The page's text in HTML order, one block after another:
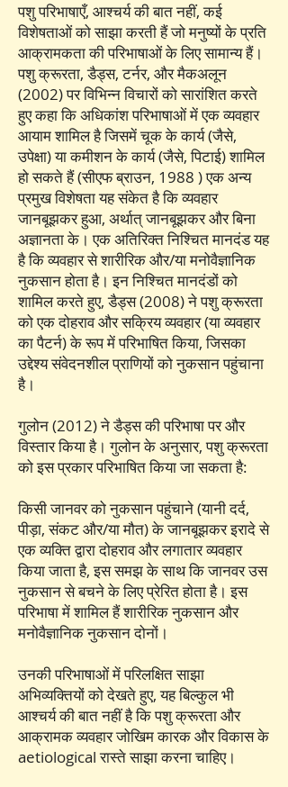
पशु परिभाषाएँ, आश्चर्य की बात नहीं, कई
विशेषताओं को साझा करती हैं जो मनुष्यों के प्रति
आक्रामकता की परिभाषाओं के लिए सामान्य हैं।
पशु क्रूरता, डैड्स, टर्नर, और मैकअलून
(2002) पर विभिन्न विचारों को सारांशित करते
हुए कहा कि अधिकांश परिभाषाओं में एक व्यवहार
आयाम शामिल है जिसमें चूक के कार्य (जैसे,
उपेक्षा) या कमीशन के कार्य (जैसे, पिटाई) शामिल
हो सकते हैं (सीएफ ब्राउन, 1988 ) एक अन्य
प्रमुख विशेषता यह संकेत है कि व्यवहार
जानबूझकर हुआ, अर्थात् जानबूझकर और बिना
अज्ञानता के। एक अतिरिक्त निश्चित मानदंड यह
है कि व्यवहार से शारीरिक और/या मनोवैज्ञानिक
नुकसान होता है। इन निश्चित मानदंडों को
शामिल करते हुए, डैड्स (2008) ने पशु क्रूरता
को एक दोहराव और सक्रिय व्यवहार (या व्यवहार
का पैटर्न) के रूप में परिभाषित किया, जिसका
उद्देश्य संवेदनशील प्राणियों को नुकसान पहुंचाना
है।
गुलोन (2012) ने डैड्स की परिभाषा पर और
विस्तार किया है। गुलोन के अनुसार, पशु क्रूरता
को इस प्रकार परिभाषित किया जा सकता है:
किसी जानवर को नुकसान पहुंचाने (यानी दर्द,
पीड़ा, संकट और/या मौत) के जानबूझकर इरादे से
एक व्यक्ति द्वारा दोहराव और लगातार व्यवहार
किया जाता है, इस समझ के साथ कि जानवर उस
नुकसान से बचने के लिए प्रेरित होता है। इस
परिभाषा में शामिल हैं शारीरिक नुकसान और
मनोवैज्ञानिक नुकसान दोनों।
उनकी परिभाषाओं में परिलक्षित साझा
अभिव्यक्तियों को देखते हुए, यह बिल्कुल भी
आश्चर्य की बात नहीं है कि पशु क्रूरता और
आक्रामक व्यवहार जोखिम कारक और विकास के
aetiological रास्ते साझा करना चाहिए।